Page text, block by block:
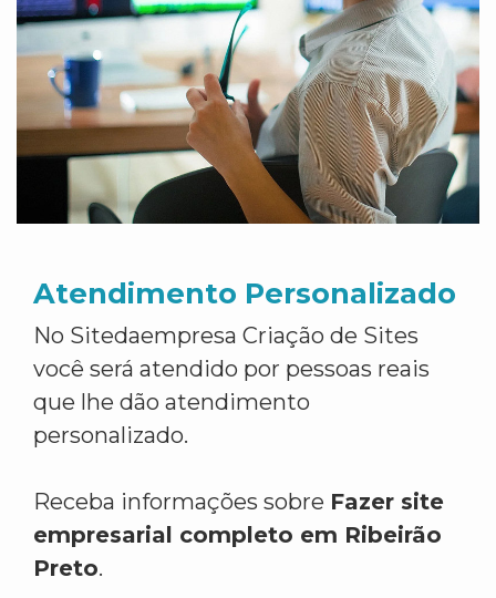
Atendimento Personalizado
No Sitedaempresa Criação de Sites
você será atendido por pessoas reais
que lhe dão atendimento
personalizado.
Receba informações sobre Fazer site
empresarial completo em Ribeirão
Preto.